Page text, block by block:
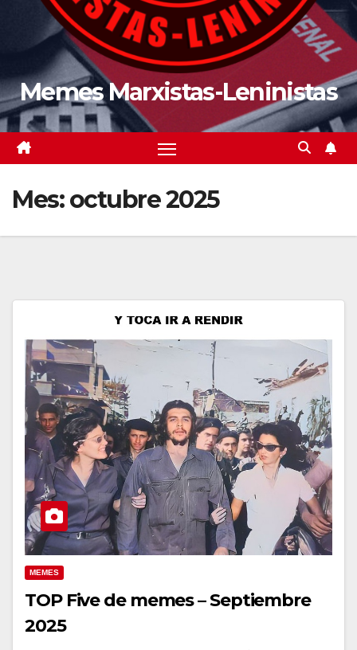
Memes Marxistas-Leninistas
Mes:octubre 2025
MEMES
TOP Five de memes – Septiembre
2025